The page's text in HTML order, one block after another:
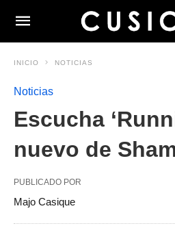
INICIO NOTICIAS
Noticias
Escucha
nuevo de
PUBLICADO POR
Majo Casique